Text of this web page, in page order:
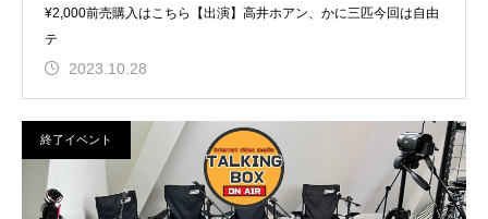
¥2,000前売購入はこちら【出演】高井ホアン、かに三匹今回は自由
テ
2023.10.28
終了イベント